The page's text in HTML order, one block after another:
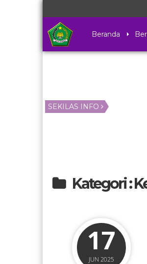
Beranda
SEKILAS INFO
Kategori :
17
JUN 2025